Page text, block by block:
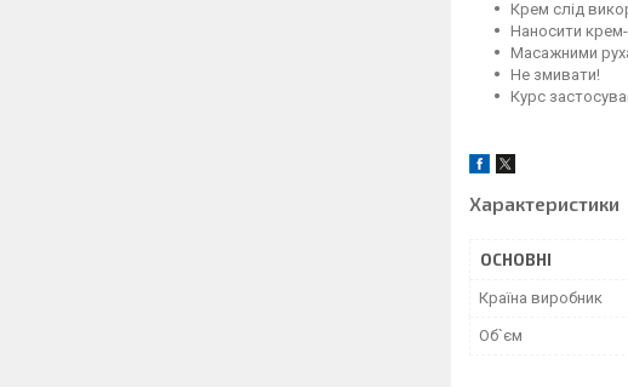
Крем слід
Наносити крем-
Масажними
Не змивати!
Курс
Характеристики
ОСНОВНІ
Країна виробник
Об`єм